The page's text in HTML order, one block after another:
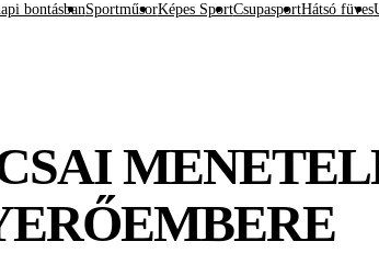
bontásbanSportműsorKépes SportCsupasportHátsó füves